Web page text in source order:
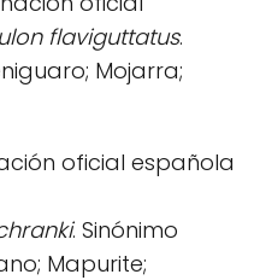
flaviguttatus.
Mojarra;
oficial española
. Sinónimo
Mapurite;